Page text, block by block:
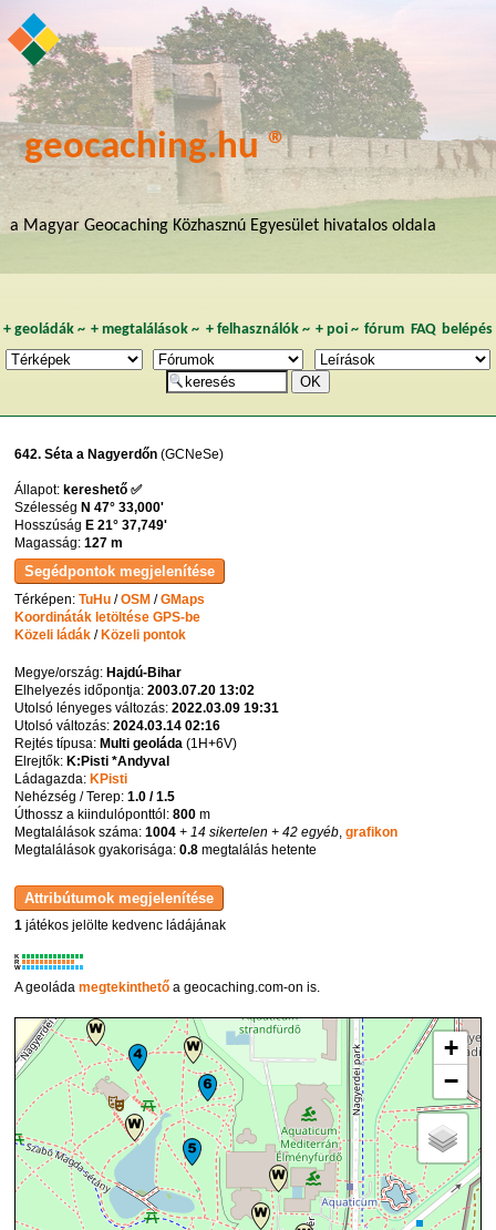
geocaching.hu ®
a Magyar Geocaching Közhasznú Egyesület hivatalos oldala
+ geoládák~ +megtalálások ~ + felhasználók~ + poi~ fórum FAQ belépés
642. Séta a Nagyerdőn (GCNeSe)
Állapot:kereshető ✅
SzélességN 47° 33,000'
HosszúságE 21° 37,749'
Magasság:127 m
Térképen:TuHu /OSM /GMaps
Koordináták letöltése GPS-be
Közeli ládák / Közeli pontok
Megye/ország: Hajdú-Bihar
Elhelyezés időpontja:2003.07.20 13:02
Utolsó lényeges változás:2022.03.09 19:31
Utolsó változás:2024.03.14 02:16
Rejtés típusa: Multi geoláda (1H+6V)
Elrejtők: K:Pisti *Andyval
Ládagazda: KPisti
Nehézség / Terep:1.0 / 1.5
Úthossz a kiindulóponttól:800 m
Megtalálások száma:1004 + 14 sikertelen + 42 egyéb,grafikon
Megtalálások gyakorisága:0.8 megtalálás hetente
1 játékos jelölte kedvenc ládájának
K
R
W
A geoládamegtekinthető a geocaching.com-on is.
+
−